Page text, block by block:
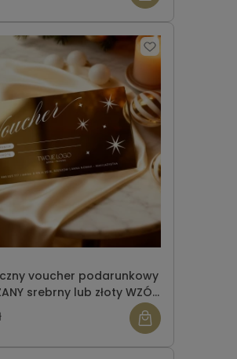
voucher podarunkowy
srebrny lub złoty WZÓR